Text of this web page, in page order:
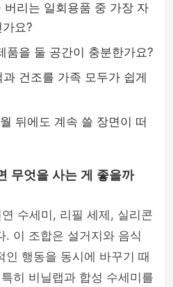
버리는 일회용품 중 가장 자
요?
품을 둘 공간이 충분한가요?
과 건조를 가족 모두가 쉽게
뒤에도 계속 쓸 장면이 떠
무엇을 사는 게 좋을까
수세미, 리필 세제, 실리콘
. 이 조합은 설거지와 음식
인 행동을 동시에 바꾸기 때
히 비닐랩과 합성 수세미를